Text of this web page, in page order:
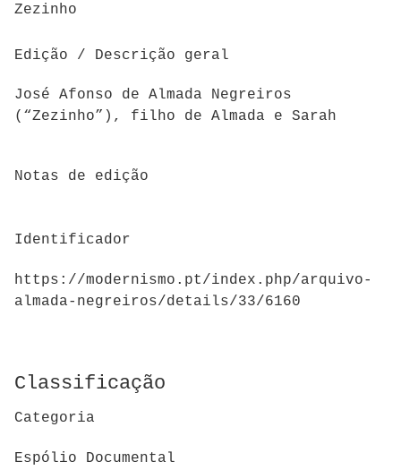
Zezinho
Edição / Descrição geral
José Afonso de Almada Negreiros
(“Zezinho”), filho de Almada e Sarah
Notas de edição
Identificador
https://modernismo.pt/index.php/arquivo-
almada-negreiros/details/33/6160
Classificação
Categoria
Espólio Documental